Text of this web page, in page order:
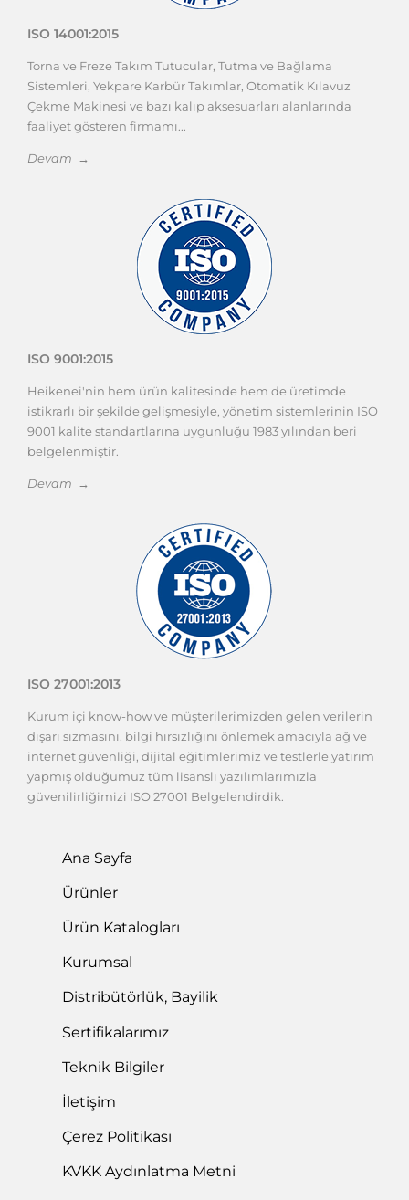
ISO 14001:2015
Torna ve Freze Takım Tutucular, Tutma ve Bağlama
Sistemleri, Yekpare Karbür Takımlar, Otomatik Kılavuz
Çekme Makinesi ve bazı kalıp aksesuarları alanlarında
faaliyet gösteren firmamı...
Devam →
ISO 9001:2015
Heikenei'nin hem ürün kalitesinde hem de üretimde
istikrarlı bir şekilde gelişmesiyle, yönetim sistemlerinin ISO
9001 kalite standartlarına uygunluğu 1983 yılından beri
belgelenmiştir.
Devam →
ISO 27001:2013
Kurum içi know-how ve müşterilerimizden gelen verilerin
dışarı sızmasını, bilgi hırsızlığını önlemek amacıyla ağ ve
internet güvenliği, dijital eğitimlerimiz ve testlerle yatırım
yapmış olduğumuz tüm lisanslı yazılımlarımızla
güvenilirliğimizi ISO 27001 Belgelendirdik.
Ana Sayfa
Ürünler
Ürün Katalogları
Kurumsal
Distribütörlük, Bayilik
Sertifikalarımız
Teknik Bilgiler
İletişim
Çerez Politikası
KVKK Aydınlatma Metni